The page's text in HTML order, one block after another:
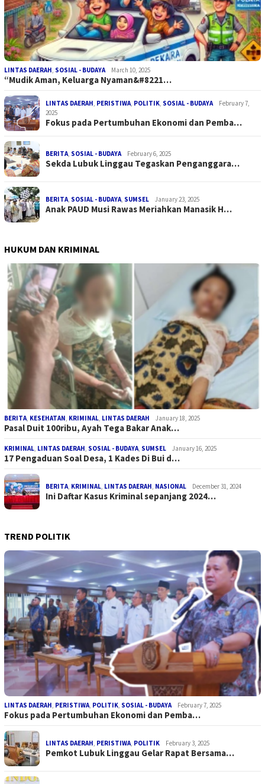
LINTAS DAERAH, SOSIAL - BUDAYA March 10, 2025
“Mudik Aman, Keluarga Nyaman&#8221…
LINTAS DAERAH, PERISTIWA, POLITIK, SOSIAL - BUDAYA
February 7,
2025
Fokus pada Pertumbuhan Ekonomi dan Pemba…
BERITA, SOSIAL - BUDAYA February 6, 2025
Sekda Lubuk Linggau Tegaskan Penganggara…
BERITA, SOSIAL - BUDAYA, SUMSEL January 23, 2025
Anak PAUD Musi Rawas Meriahkan Manasik H…
HUKUM DAN KRIMINAL
BERITA, KESEHATAN, KRIMINAL, LINTAS DAERAH January 18, 2025
Pasal Duit 100ribu, Ayah Tega Bakar Anak…
KRIMINAL, LINTAS DAERAH, SOSIAL - BUDAYA, SUMSEL January 16, 2025
17 Pengaduan Soal Desa, 1 Kades Di Bui d…
BERITA, KRIMINAL, LINTAS DAERAH, NASIONAL December 31, 2024
Ini Daftar Kasus Kriminal sepanjang 2024…
TREND POLITIK
LINTAS DAERAH, PERISTIWA, POLITIK, SOSIAL - BUDAYA February 7, 2025
Fokus pada Pertumbuhan Ekonomi dan Pemba…
LINTAS DAERAH, PERISTIWA, POLITIK February 3, 2025
Pemkot Lubuk Linggau Gelar Rapat Bersama…